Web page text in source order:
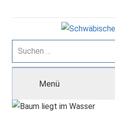
Inhalt
Heimatbund
Suchen
nach:
Menü